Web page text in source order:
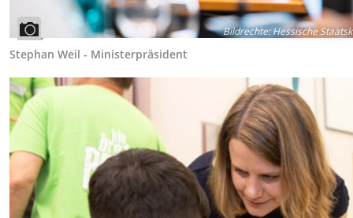
Bildrechte:Hessische
Stephan Weil - Ministerpräsident